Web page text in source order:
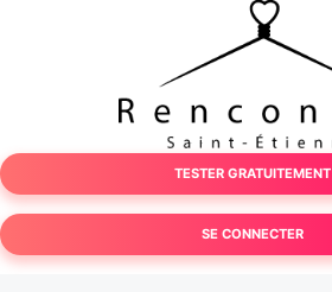
TESTER GRATUITEMENT
SE CONNECTER